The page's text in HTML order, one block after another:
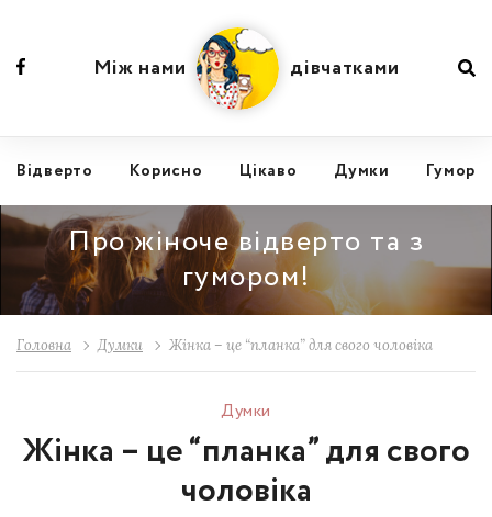
Відвертo Корисно Цікаво Думки Гумор
Між нами дівчатками
Про жіноче відверто та з
гумором!
Головна Думки Жінка – це “планка” для свого чоловіка
Думки
Жінка – це “планка” для свого
чоловіка